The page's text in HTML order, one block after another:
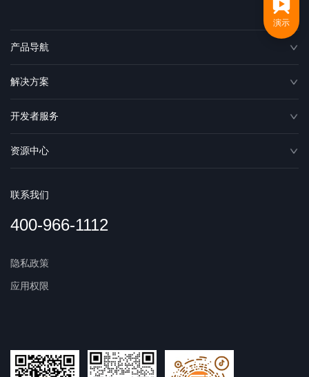
产品导航
解决方案
开发者服务
资源中心
联系我们
400-966-1112
隐私政策
应用权限
演示